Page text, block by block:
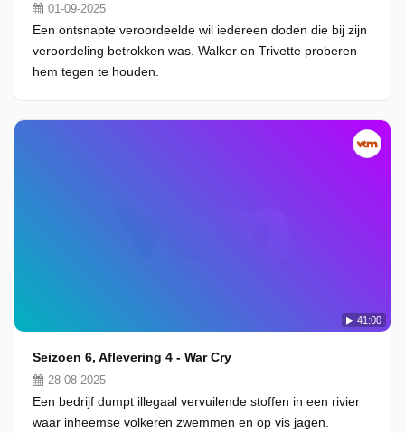
01-09-2025
Een ontsnapte veroordeelde wil iedereen doden die bij zijn
veroordeling betrokken was. Walker en Trivette proberen
hem tegen te houden.
41:00
Seizoen 6, Aflevering 4 - War Cry
28-08-2025
Een bedrijf dumpt illegaal vervuilende stoffen in een rivier
waar inheemse volkeren zwemmen en op vis jagen.